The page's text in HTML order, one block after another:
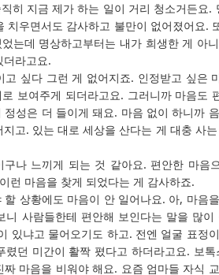
히 지금 제가 하는 일이 거리 청소거든요.
치우면서도 감사하고 불만이 없어졌어요.
는데 명상하고부터는 내가 희생한 게 아
더라고요.
고 싶다 그런 게 없어지죠. 인정받고 싶은
보여주게 되더라고요. 그러니까 마음도
성은 더 들이게 돼요. 마음 없이 하니까
고. 있는 대로 세상을 산다는 게 대충 사
구나 느끼게 되는 것 같아요. 편안한 마음
런 마음을 찾게 되었다는 게 감사하죠.
할 상황에도 마음이 안 일어나요. 아, 마음
니 사람들한테 편안해 보인다는 말을 많이
있냐고 물어오기도 하고. 전엔 얼굴 표정
렸던 미간이 활짝 폈다고 하더라고요. 보
짜 마음을 비워야 해요. 요즘 엄마들 자식